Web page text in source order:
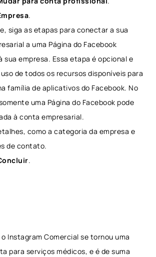
.
siga as etapas para conectar a sua
a uma Página do Facebook
sua empresa. Essa etapa é opcional e
de todos os recursos disponíveis para
família de aplicativos do Facebook. No
uma Página do Facebook pode
à conta empresarial.
como a categoria da empresa e
de contato.
.
Instagram Comercial se tornou uma
para serviços médicos, e é de suma